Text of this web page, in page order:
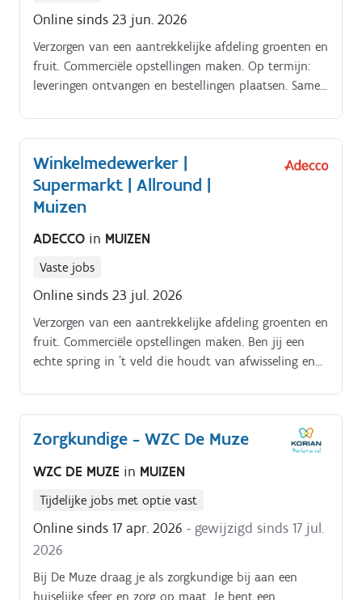
Online sinds 23 jun. 2026
Verzorgen van een aantrekkelijke afdeling groenten en
fruit. Commerciële opstellingen maken. Op termijn:
leveringen ontvangen en bestellingen plaatsen. Samen
winkelervaring voor de klanten
Winkelmedewerker |
Supermarkt | Allround |
Muizen
ADECCO in MUIZEN
Vaste jobs
Online sinds 23 jul. 2026
Verzorgen van een aantrekkelijke afdeling groenten en
fruit. Commerciële opstellingen maken. Ben jij een
echte spring in 't veld die houdt van afwisseling en
Zorgkundige - WZC De Muze
WZC DE MUZE in MUIZEN
Tijdelijke jobs met optie vast
Online sinds 17 apr. 2026 - gewijzigd sinds 17 jul.
2026
Bij De Muze draag je als zorgkundige bij aan een
huiselijke sfeer en zorg op maat. Je bent een